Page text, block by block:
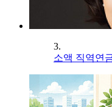
3.
소액 직역연